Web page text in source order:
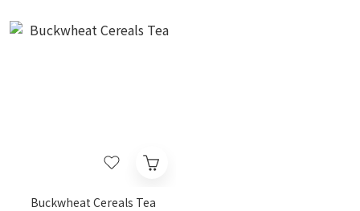
Buckwheat Cereals Tea